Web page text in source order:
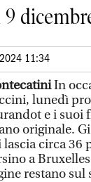
11:34
In
lunedì
e i suoi
originale.
lascia circa 36
a
restano